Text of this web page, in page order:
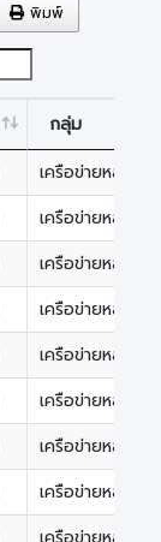
พิมพ์
กลุ่ม
เครือข่ายหลังสว
เครือข่ายหลังสว
เครือข่ายหลังสว
เครือข่ายหลังสว
เครือข่ายหลังสว
เครือข่ายหลังสว
เครือข่ายหลังสว
เครือข่ายหลังสว